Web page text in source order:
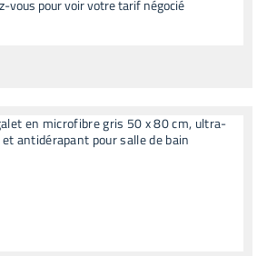
vous pour voir votre tarif négocié